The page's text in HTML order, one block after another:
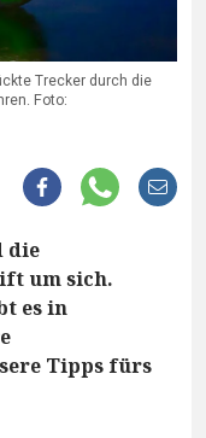
Trecker durch die
Foto:
die
um sich.
es in
Tipps fürs